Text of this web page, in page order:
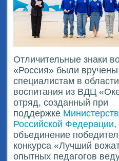
Отличительные знаки
«Россия» были
специалистам в
воспитания из ВДЦ
отряд, созданный при
поддержке
Российской Федерации,
объединение
конкурса «Лучший
опытных педагогов